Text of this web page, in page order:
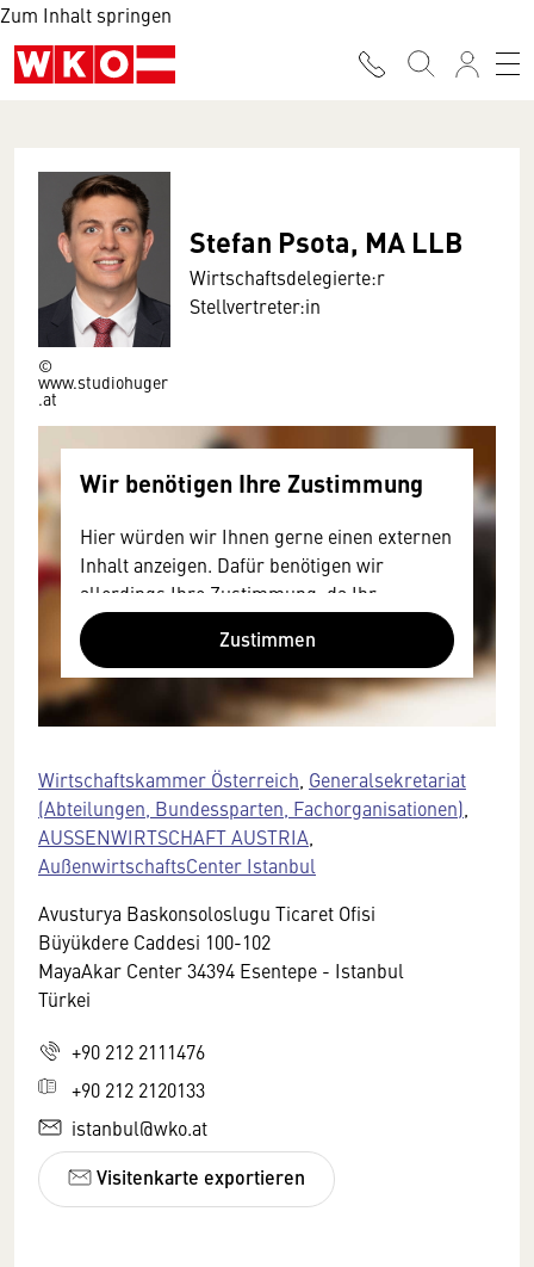
Zum Inhalt springen
©
www.studiohuger
.at
Stefan Psota, MA LLB
Wirtschaftsdelegierte:r
Stellvertreter:in
Wir benötigen Ihre Zustimmung
Hier würden wir Ihnen gerne einen externen
Inhalt anzeigen. Dafür benötigen wir
allerdings Ihre Zustimmung, da Ihr
Browser personenbezogene technische
Daten zu Geräten und Nutzerverhalten
mitunter mit US-amerikanischen Anbietern
austauscht.
Datenschutzrecht angemessenen
Schutzniveau und insbesondere kann die
US-amerikanische Regierung Zugang zu
diesen Daten erlangen.
Details finden Sie in unserer
Datenschutzerklärung. Sie können diese
Einstellungen jederzeit in den Cookie-
Einstellungen im Footer unserer Webseite
Zustimmen
Wirtschaftskammer Österreich Generalsekretariat
(Abteilungen, Bundessparten, Fachorganisationen)
AUSSENWIRTSCHAFT AUSTRIA
AußenwirtschaftsCenter Istanbul
Avusturya Baskonsoloslugu Ticaret Ofisi
Büyükdere Caddesi 100-102
MayaAkar Center 34394 Esentepe - Istanbul
Türkei
+90 212 2111476
+90 212 2120133
istanbul@wko.at
Visitenkarte exportieren